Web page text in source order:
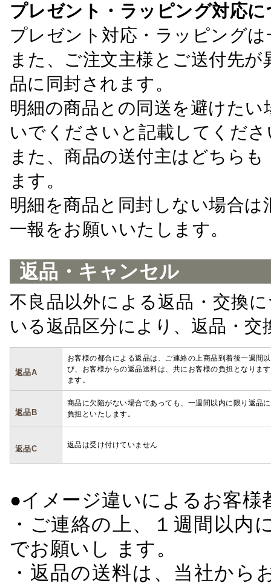
プレゼント・ラッピング対応
プレゼント対応・ラッピング
また、ご注文主様とご送付先
品に同封されます。
明細の商品との同送を避けた
いでくださいと記載してくださ
また、商品の送付主はどちら
ます。
明細を商品と同封しない場合
一報をお願いいたします。
返品・キャンセル
不良品以外による返品・交換
いる返品区分により、返品・
返品A
お客様の都合による返品は、ご連絡の上商品到着後一週間
び、お客様からの返品送料は、共にお客様の負担となりま
ます。
返品B
商品に欠陥がない場合であっても、一週間以内に限り返品
負担といたします。
返品C 返品は受け付けていません
●イメージ違いによるお客
・ご連絡の上、１週間以
でお願いし ます。
・返品の送料は、当社か